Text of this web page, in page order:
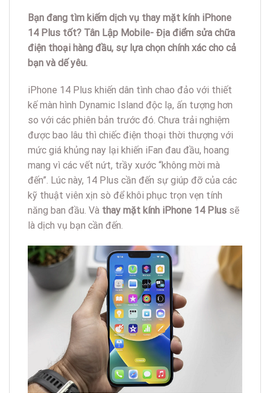
Bạn đang tìm kiếm dịch vụ thay mặt kính iPhone
14 Plus tốt? Tân Lập Mobile- Địa điểm sửa chữa
điện thoại hàng đầu, sự lựa chọn chính xác cho cả
bạn và dế yêu.
iPhone 14 Plus khiến dân tình chao đảo với thiết
kế màn hình Dynamic Island độc lạ, ấn tượng hơn
so với các phiên bản trước đó. Chưa trải nghiệm
được bao lâu thì chiếc điện thoại thời thượng với
mức giá khủng nay lại khiến iFan đau đầu, hoang
mang vì các vết nứt, trầy xước “không mời mà
đến”. Lúc này, 14 Plus cần đến sự giúp đỡ của các
kỹ thuật viên xịn sò để khôi phục trọn vẹn tính
năng ban đầu. Và thay mặt kính iPhone 14 Plus sẽ
là dịch vụ bạn cần đến.